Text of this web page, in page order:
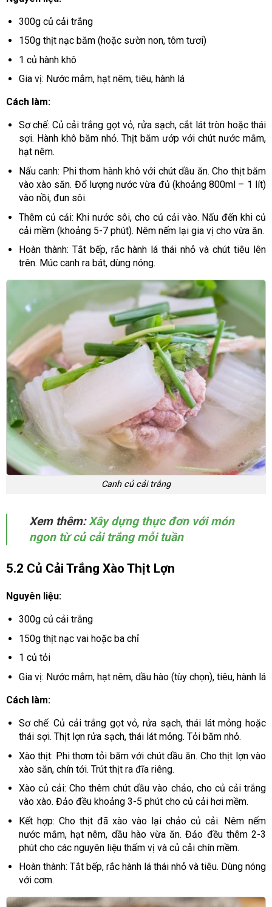
300g củ cải trắng
150g thịt nạc băm (hoặc sườn non, tôm tươi)
1 củ hành khô
Gia vị: Nước mắm, hạt nêm, tiêu, hành lá
Cách làm:
Sơ chế: Củ cải trắng gọt vỏ, rửa sạch, cắt lát tròn hoặc thái
sợi. Hành khô băm nhỏ. Thịt băm ướp với chút nước mắm,
hạt nêm.
Nấu canh: Phi thơm hành khô với chút dầu ăn. Cho thịt băm
vào xào săn. Đổ lượng nước vừa đủ (khoảng 800ml – 1 lít)
vào nồi, đun sôi.
Thêm củ cải: Khi nước sôi, cho củ cải vào. Nấu đến khi củ
cải mềm (khoảng 5-7 phút). Nêm nếm lại gia vị cho vừa ăn.
Hoàn thành: Tắt bếp, rắc hành lá thái nhỏ và chút tiêu lên
trên. Múc canh ra bát, dùng nóng.
Canh củ cải trắng
Xem thêm:Xây dựng thực đơn với món
ngon từ củ cải trắng mỗi tuần
5.2 Củ Cải Trắng Xào Thịt Lợn
Nguyên liệu:
300g củ cải trắng
150g thịt nạc vai hoặc ba chỉ
1 củ tỏi
Gia vị: Nước mắm, hạt nêm, dầu hào (tùy chọn), tiêu, hành lá
Cách làm:
Sơ chế: Củ cải trắng gọt vỏ, rửa sạch, thái lát mỏng hoặc
thái sợi. Thịt lợn rửa sạch, thái lát mỏng. Tỏi băm nhỏ.
Xào thịt: Phi thơm tỏi băm với chút dầu ăn. Cho thịt lợn vào
xào săn, chín tới. Trút thịt ra đĩa riêng.
Xào củ cải: Cho thêm chút dầu vào chảo, cho củ cải trắng
vào xào. Đảo đều khoảng 3-5 phút cho củ cải hơi mềm.
Kết hợp: Cho thịt đã xào vào lại chảo củ cải. Nêm nếm
nước mắm, hạt nêm, dầu hào vừa ăn. Đảo đều thêm 2-3
phút cho các nguyên liệu thấm vị và củ cải chín mềm.
Hoàn thành: Tắt bếp, rắc hành lá thái nhỏ và tiêu. Dùng nóng
với cơm.